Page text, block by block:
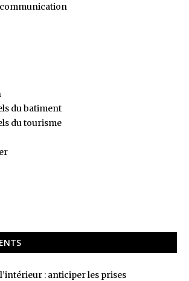
du batiment
du tourisme
: anticiper les prises